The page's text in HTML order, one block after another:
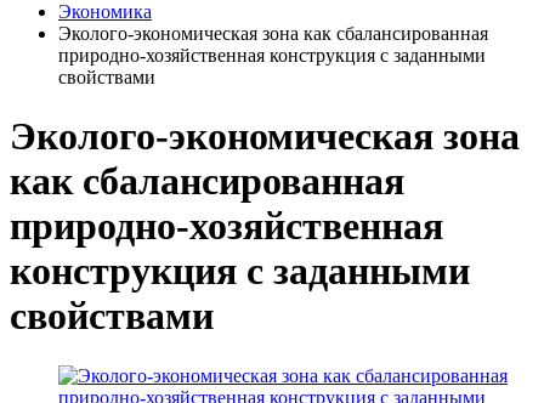
Экономика
Эколого-экономическая зона как сбалансированная
природно-хозяйственная конструкция с заданными
свойствами
Эколого-экономическая зона
как сбалансированная
природно-хозяйственная
конструкция с заданными
свойствами